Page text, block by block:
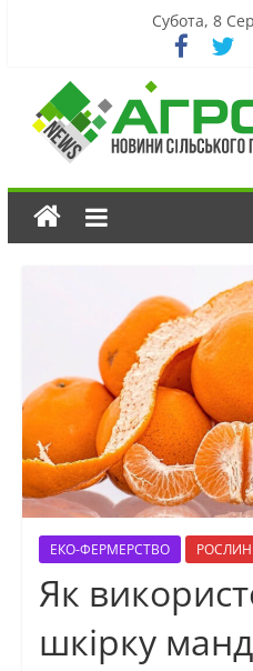
Субота, 8
ЕКО-ФЕРМЕРСТВО
Як
шкірку